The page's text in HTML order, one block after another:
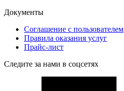
Документы
Соглашение с пользователем
Правила оказания услуг
Прайс-лист
Следите за нами в соцсетях